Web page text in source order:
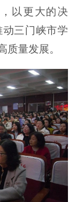
以更大的决
三门峡市学
量发展。